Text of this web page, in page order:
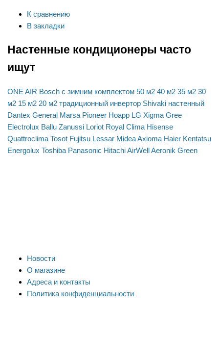
К сравнению
В закладки
Настенные кондиционеры часто
ищут
ONE AIR Bosch с зимним комплектом 50 м2 40 м2 35 м2 30
м2 15 м2 20 м2 традиционный инвертор Shivaki настенный
Dantex General Marsa Pioneer Hoapp LG Xigma Gree
Electrolux Ballu Zanussi Loriot Royal Clima Hisense
Quattroclima Tosot Fujitsu Lessar MideaAxioma Haier Kentatsu
Energolux Toshiba Panasonic HitachiAirWellAeronik Green
Новости
О магазине
Адреса и контакты
Политика конфиденциальности